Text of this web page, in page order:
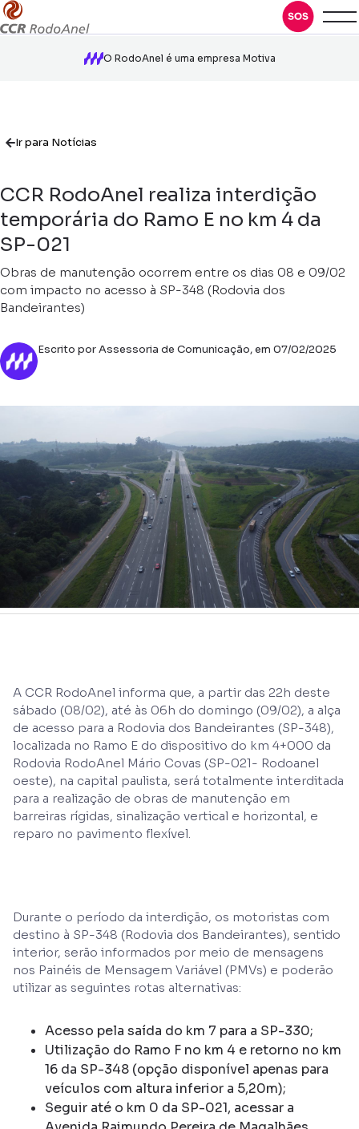
O RodoAnel é uma empresa Motiva
Ir para Notícias
CCR RodoAnel realiza interdição
temporária do Ramo E no km 4 da
SP-021
Obras de manutenção ocorrem entre os dias 08 e 09/02
com impacto no acesso à SP-348 (Rodovia dos
Bandeirantes)
Escrito por Assessoria de Comunicação, em 07/02/2025
A CCR RodoAnel informa que, a partir das 22h deste
sábado (08/02), até às 06h do domingo (09/02), a alça
de acesso para a Rodovia dos Bandeirantes (SP-348),
localizada no Ramo E do dispositivo do km 4+000 da
Rodovia RodoAnel Mário Covas (SP-021- Rodoanel
oeste), na capital paulista, será totalmente interditada
para a realização de obras de manutenção em
barreiras rígidas, sinalização vertical e horizontal, e
reparo no pavimento flexível.
Durante o período da interdição, os motoristas com
destino à SP-348 (Rodovia dos Bandeirantes), sentido
interior, serão informados por meio de mensagens
nos Painéis de Mensagem Variável (PMVs) e poderão
utilizar as seguintes rotas alternativas:
Acesso pela saída do km 7 para a SP-330;
Utilização do Ramo F no km 4 e retorno no km
16 da SP-348 (opção disponível apenas para
veículos com altura inferior a 5,20m);
Seguir até o km 0 da SP-021, acessar a